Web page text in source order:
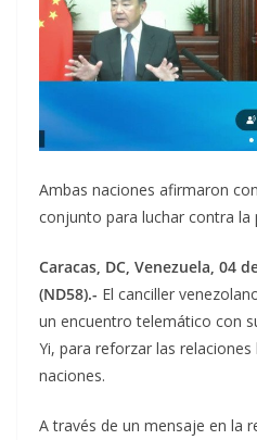
Ambas naciones afirmaron
conjunto para luchar contra la
Caracas, DC, Venezuela, 04
(ND58).- El canciller
un encuentro telemático con
Yi, para reforzar las
naciones.
A través de un mensaje en la